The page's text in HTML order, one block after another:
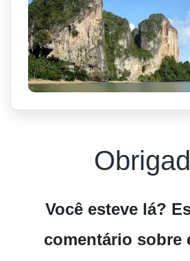
Você esteve lá?
comentário sobre